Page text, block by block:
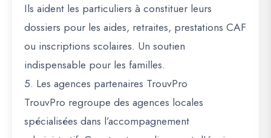
Ils aident les particuliers à constituer leurs
dossiers pour les aides, retraites, prestations CAF
ou inscriptions scolaires. Un soutien
indispensable pour les familles.
5. Les agences partenaires TrouvPro
TrouvPro regroupe des agences locales
spécialisées dans l’accompagnement